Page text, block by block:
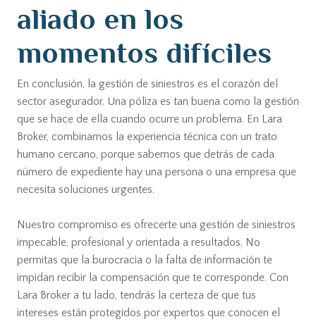
aliado en los
momentos difíciles
En conclusión, la gestión de siniestros es el corazón del
sector asegurador. Una póliza es tan buena como la gestión
que se hace de ella cuando ocurre un problema. En Lara
Broker, combinamos la experiencia técnica con un trato
humano cercano, porque sabemos que detrás de cada
número de expediente hay una persona o una empresa que
necesita soluciones urgentes.
Nuestro compromiso es ofrecerte una gestión de siniestros
impecable, profesional y orientada a resultados. No
permitas que la burocracia o la falta de información te
impidan recibir la compensación que te corresponde. Con
Lara Broker a tu lado, tendrás la certeza de que tus
intereses están protegidos por expertos que conocen el